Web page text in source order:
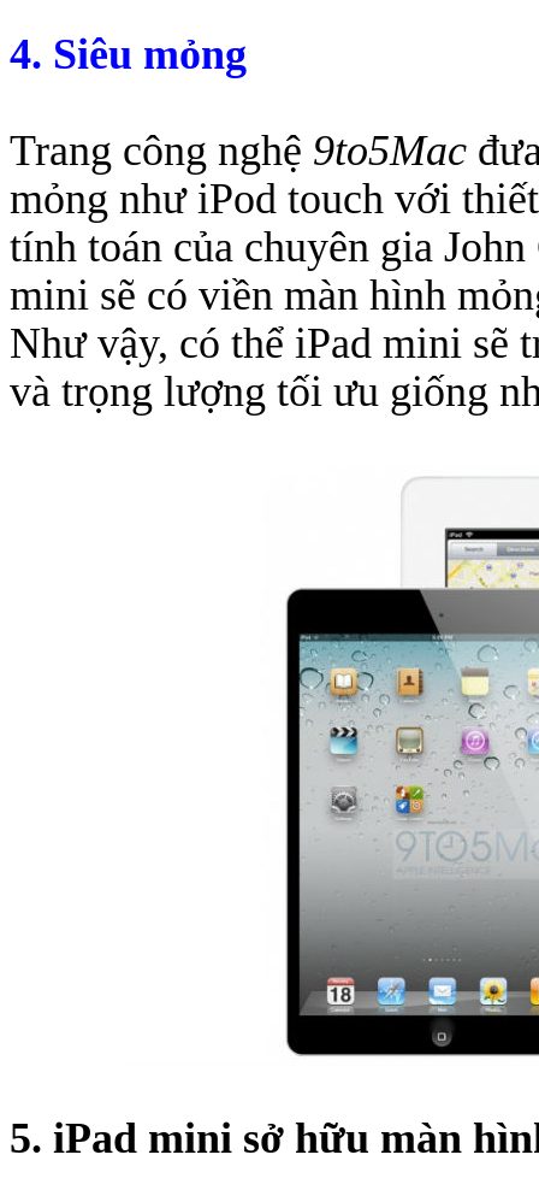
4. Siêu mỏng
Trang công nghệ 9to5Mac
mỏng như iPod touch với
tính toán của chuyên gia
mini sẽ có viền màn hình
Như vậy, có thể iPad mini sẽ
và trọng lượng tối ưu giống
5. iPad mini sở hữu màn